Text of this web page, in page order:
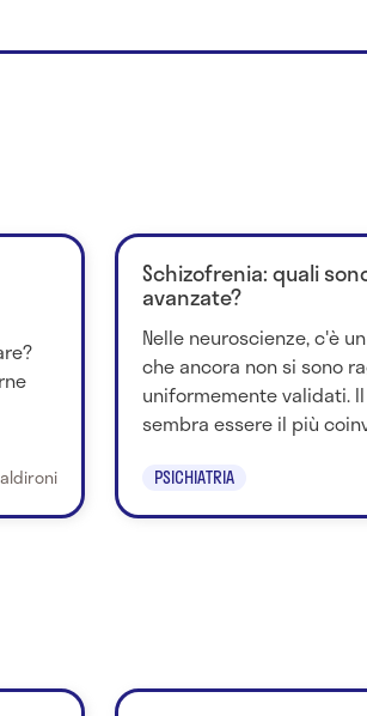
Schizofrenia: quali
avanzate?
Nelle neuroscienze, c'è
che ancora non si sono
uniformemente validati.
sembra essere il più
PSICHIATRIA